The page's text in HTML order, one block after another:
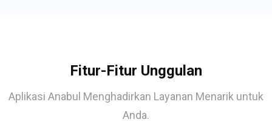
Fitur-Fitur Unggulan
Aplikasi Anabul Menghadirkan Layanan Menarik untuk
Anda.